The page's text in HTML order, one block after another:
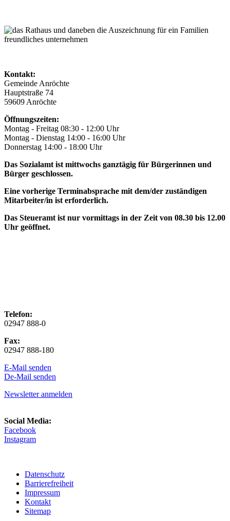
Kontakt:
Gemeinde Anröchte
Hauptstraße 74
59609 Anröchte
Öffnungszeiten:
Montag - Freitag 08:30 - 12:00 Uhr
Montag - Dienstag 14:00 - 16:00 Uhr
Donnerstag 14:00 - 18:00 Uhr
Das Sozialamt ist mittwochs ganztägig für Bürgerinnen und
Bürger geschlossen.
Eine vorherige Terminabsprache mit dem/der zuständigen
Mitarbeiter/in ist erforderlich.
Das Steueramt ist nur vormittags in der Zeit von 08.30 bis 12.00
Uhr geöffnet.
Telefon:
02947 888-0
Fax:
02947 888-180
E-Mail senden
De-Mail senden
Newsletter anmelden
Social Media:
Facebook
Instagram
Datenschutz
Barrierefreiheit
Impressum
Kontakt
Sitemap